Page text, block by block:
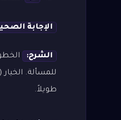
الإجابة
الشرح:
للمسألة.
طويلاً.